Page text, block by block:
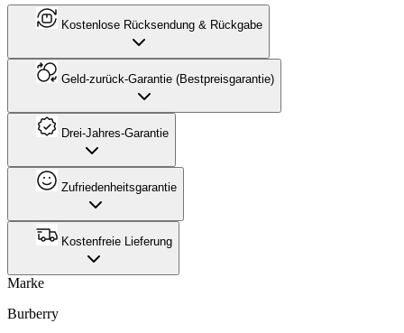
Kostenlose Rücksendung & Rückgabe
Geld-zurück-Garantie (Bestpreisgarantie)
Drei-Jahres-Garantie
Zufriedenheitsgarantie
Kostenfreie Lieferung
Marke
Burberry